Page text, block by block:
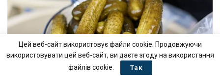
Цей веб-сайт використовує файли cookie. Продовжуючи
використовувати цей веб-сайт, ви даєте згоду на використання
файлів cookie.
Так